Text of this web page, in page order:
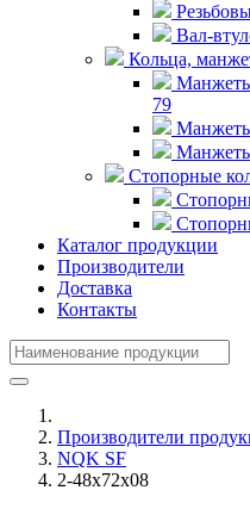
Вал-
Кольца,
79
Стопорные
Каталог продукции
Производители
Доставка
Контакты
Производители
NQK SF
2-48x72x08